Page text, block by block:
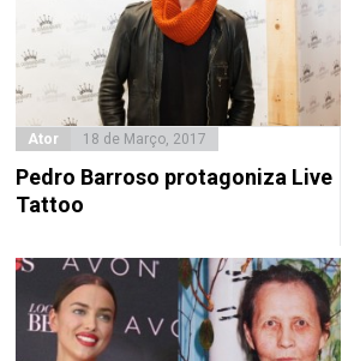
Ator 18 de Março, 2017
Pedro Barroso protagoniza Live
Tattoo